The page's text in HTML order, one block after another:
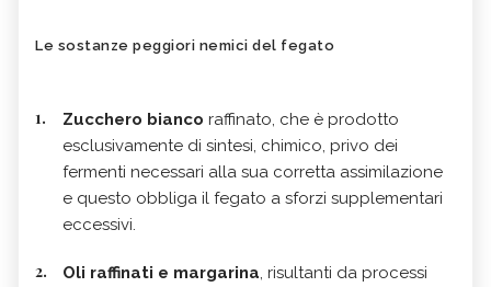
Le sostanze peggiori nemici del fegato
Zucchero bianco raffinato, che è prodotto
esclusivamente di sintesi, chimico, privo dei
fermenti necessari alla sua corretta assimilazione
e questo obbliga il fegato a sforzi supplementari
eccessivi.
Oli raffinati e margarina, risultanti da processi